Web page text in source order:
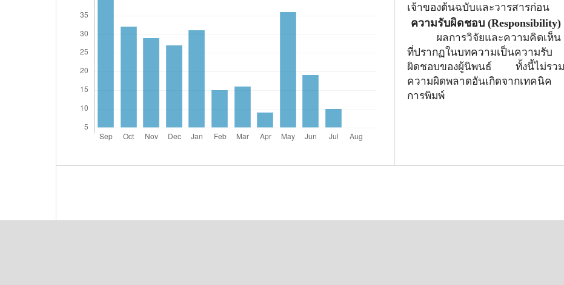
เจ้าของต้นฉบับและวารสารก่อน
ความรับผิดชอบ (Responsibility)
ผลการวิจัยและความคิดเห็น
ที่ปรากฏในบทความเป็นความรับ
ผิดชอบของผู้นิพนธ์ ทั้งนี้ไม่รวม
ความผิดพลาดอันเกิดจากเทคนิค
การพิมพ์